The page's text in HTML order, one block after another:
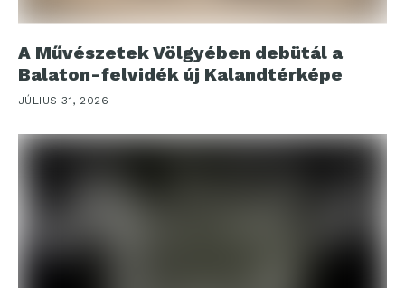
A Művészetek Völgyében debütál a
Balaton-felvidék új Kalandtérképe
JÚLIUS 31, 2026